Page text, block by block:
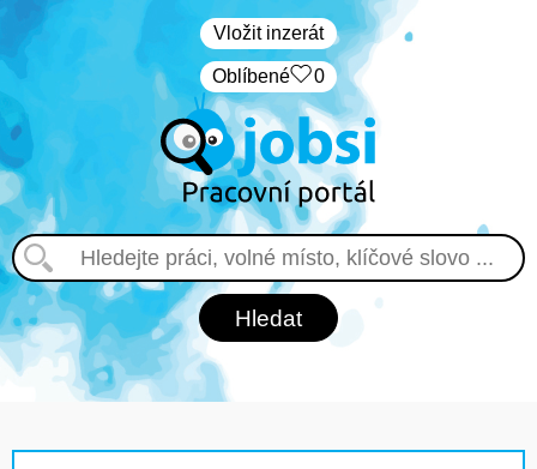
Vložit inzerát
Oblíbené 0